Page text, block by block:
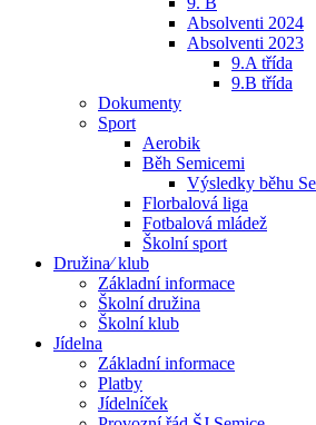
Absolventi 2024
Absolventi 2023
9.A třída
9.B třída
Dokumenty
Sport
Aerobik
Běh Semicemi
Výsledky běhu
Florbalová liga
Fotbalová mládež
Školní sport
Družina⁄ klub
Základní informace
Školní družina
Školní klub
Jídelna
Základní informace
Platby
Jídelníček